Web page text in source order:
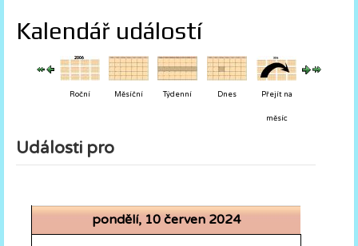
Kalendář událostí
Roční Měsíční Týdenní Dnes Přejít na
měsíc
Události pro
pondělí, 10 červen 2024